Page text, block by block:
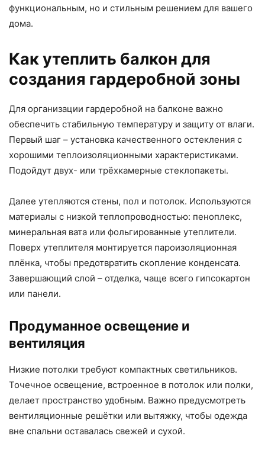
функциональным, но и стильным решением для вашего
дома.
Как утеплить балкон для
создания гардеробной зоны
Для организации гардеробной на балконе важно
обеспечить стабильную температуру и защиту от влаги.
Первый шаг – установка качественного остекления с
хорошими теплоизоляционными характеристиками.
Подойдут двух- или трёхкамерные стеклопакеты.
Далее утепляются стены, пол и потолок. Используются
материалы с низкой теплопроводностью: пеноплекс,
минеральная вата или фольгированные утеплители.
Поверх утеплителя монтируется пароизоляционная
плёнка, чтобы предотвратить скопление конденсата.
Завершающий слой – отделка, чаще всего гипсокартон
или панели.
Продуманное освещение и
вентиляция
Низкие потолки требуют компактных светильников.
Точечное освещение, встроенное в потолок или полки,
делает пространство удобным. Важно предусмотреть
вентиляционные решётки или вытяжку, чтобы одежда
вне спальни оставалась свежей и сухой.